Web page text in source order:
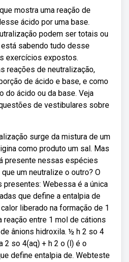
mostra uma reação de
ácido por uma base.
podem ser totais ou
sabendo tudo desse
exercícios expostos.
reações de neutralização,
de ácido e base, e como
do ácido ou da base. Veja
de vestibulares sobre
surge da mistura de um
como produto um sal. Mas
presente nessas espécies
um neutralize o outro? O
Webessa é a única
que define a entalpia de
liberado na formação de 1
reação entre 1 mol de cátions
ânions hidroxila. ½ h 2 so 4
2 so 4(aq) + h 2 o (l) é o
define entalpia de. Webteste